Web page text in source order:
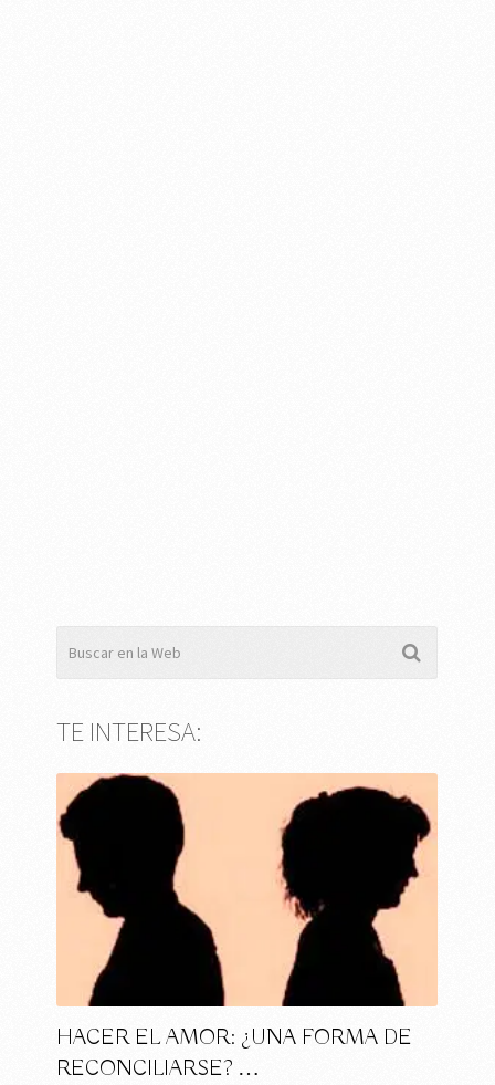
TE INTERESA:
HACER EL AMOR: ¿UNA FORMA DE
RECONCILIARSE? …